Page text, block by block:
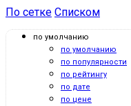
По сетке Списком
по умолчанию
по умолчанию
по популярности
по рейтингу
по дате
по цене